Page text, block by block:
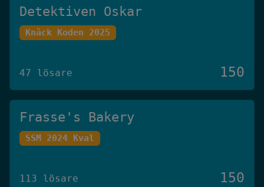
Detektiven Oskar
Knäck Koden 2025
47 lösare 150
Frasse's Bakery
SSM 2024 Kval
113 lösare 150